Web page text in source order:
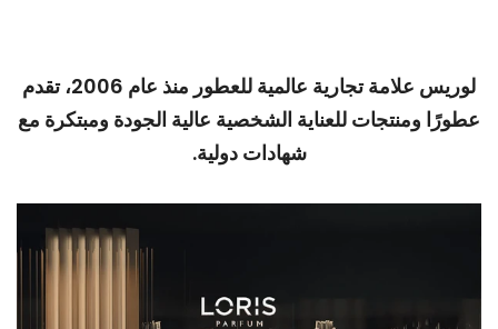
لوريس علامة تجارية عالمية للعطور منذ عام 2006، تقدم
عطورًا ومنتجات للعناية الشخصية عالية الجودة ومبتكرة مع
شهادات دولية.